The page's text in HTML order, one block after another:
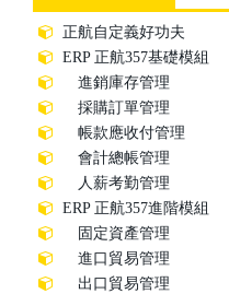
正航自定義好功夫
ERP 正航357基礎模組
進銷庫存管理
採購訂單管理
帳款應收付管理
會計總帳管理
人薪考勤管理
ERP 正航357進階模組
固定資產管理
進口貿易管理
出口貿易管理